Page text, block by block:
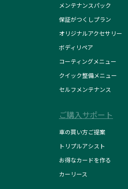
メンテナンスパック
保証がつくしプラン
オリジナルアクセサリー
ボディリペア
コーティングメニュー
クイック整備メニュー
セルフメンテナンス
ご購入サポート
車の買い方ご提案
トリプルアシスト
お得なカードを作る
カーリース